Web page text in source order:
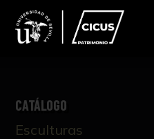
CATÁLOGO
Esculturas